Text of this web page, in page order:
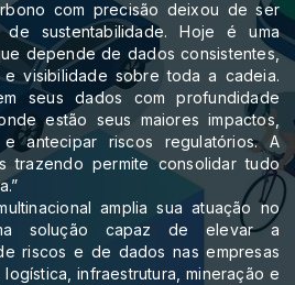
com precisão deixou de ser
de sustentabilidade. Hoje é uma
depende de dados consistentes,
e visibilidade sobre toda a cadeia.
seus dados com profundidade
estão seus maiores impactos,
e antecipar riscos regulatórios. A
trazendo permite consolidar tudo
amplia sua atuação no
solução capaz de elevar a
riscos e de dados nas empresas
infraestrutura, mineração e